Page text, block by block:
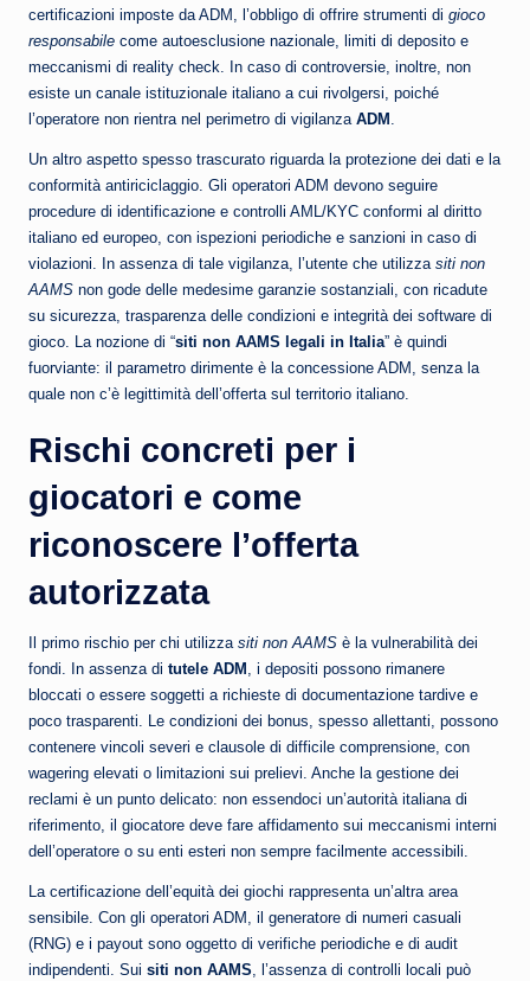
certificazioni imposte da ADM, l’obbligo di offrire strumenti di gioco
responsabile come autoesclusione nazionale, limiti di deposito e
meccanismi di reality check. In caso di controversie, inoltre, non
esiste un canale istituzionale italiano a cui rivolgersi, poiché
l’operatore non rientra nel perimetro di vigilanza ADM .
Un altro aspetto spesso trascurato riguarda la protezione dei dati e la
conformità antiriciclaggio. Gli operatori ADM devono seguire
procedure di identificazione e controlli AML/KYC conformi al diritto
italiano ed europeo, con ispezioni periodiche e sanzioni in caso di
violazioni. In assenza di tale vigilanza, l’utente che utilizza siti non
AAMS non gode delle medesime garanzie sostanziali, con ricadute
su sicurezza, trasparenza delle condizioni e integrità dei software di
gioco. La nozione di “siti non AAMS legali in Italia” è quindi
fuorviante: il parametro dirimente è la concessione ADM, senza la
quale non c’è legittimità dell’offerta sul territorio italiano.
Rischi concreti per i
giocatori e come
riconoscere l’offerta
autorizzata
Il primo rischio per chi utilizza siti non AAMS è la vulnerabilità dei
fondi. In assenza di tutele ADM , i depositi possono rimanere
bloccati o essere soggetti a richieste di documentazione tardive e
poco trasparenti. Le condizioni dei bonus, spesso allettanti, possono
contenere vincoli severi e clausole di difficile comprensione, con
wagering elevati o limitazioni sui prelievi. Anche la gestione dei
reclami è un punto delicato: non essendoci un’autorità italiana di
riferimento, il giocatore deve fare affidamento sui meccanismi interni
dell’operatore o su enti esteri non sempre facilmente accessibili.
La certificazione dell’equità dei giochi rappresenta un’altra area
sensibile. Con gli operatori ADM, il generatore di numeri casuali
(RNG) e i payout sono oggetto di verifiche periodiche e di audit
indipendenti. Sui siti non AAMS, l’assenza di controlli locali può